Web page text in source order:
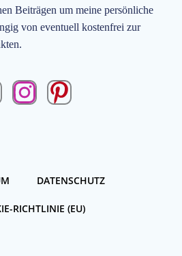
Beiträgen um meine persönliche
von eventuell kostenfrei zur
DATENSCHUTZ
RICHTLINIE (EU)